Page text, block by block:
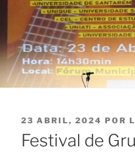
PUBLICADO
EM
23 ABRIL, 2024 POR
Festival de